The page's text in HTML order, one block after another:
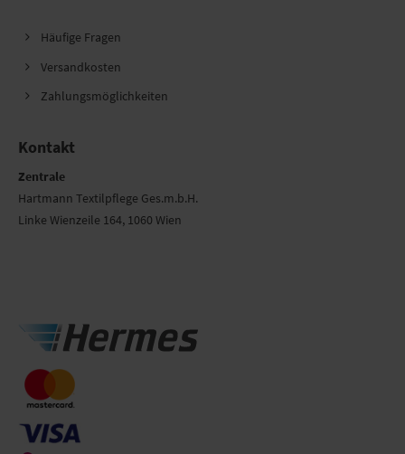
Häufige Fragen
Versandkosten
Zahlungsmöglichkeiten
Kontakt
Zentrale
Hartmann Textilpflege Ges.m.b.H.
Linke Wienzeile 164, 1060 Wien